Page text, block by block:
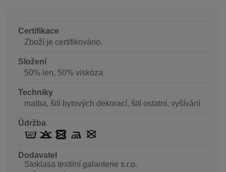
Certifikace
Zboží je certifikováno.
Složení
50% len, 50% viskóza
Techniky
malba, šití bytových dekorací, šití ostatní, vyšívání
Údržba
Dodavatel
Stoklasa textilní galanterie s.r.o.